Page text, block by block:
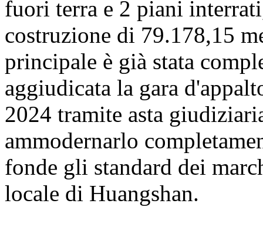
fuori terra e 2 piani
costruzione di 79.178,15
principale è già stata
aggiudicata la gara
2024 tramite asta
ammodernarlo
fonde gli standard dei
locale di Huangshan.